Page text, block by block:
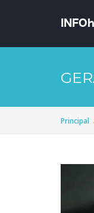
Principal